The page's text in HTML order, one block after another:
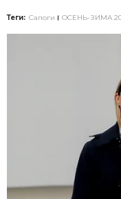
Теги: Сапоги ОСЕНЬ-ЗИМА